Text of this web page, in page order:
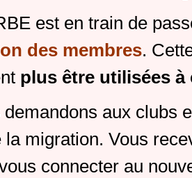
est en train de
des membres.
plus être utilisées
demandons aux clubs
la migration. Vous
connecter au